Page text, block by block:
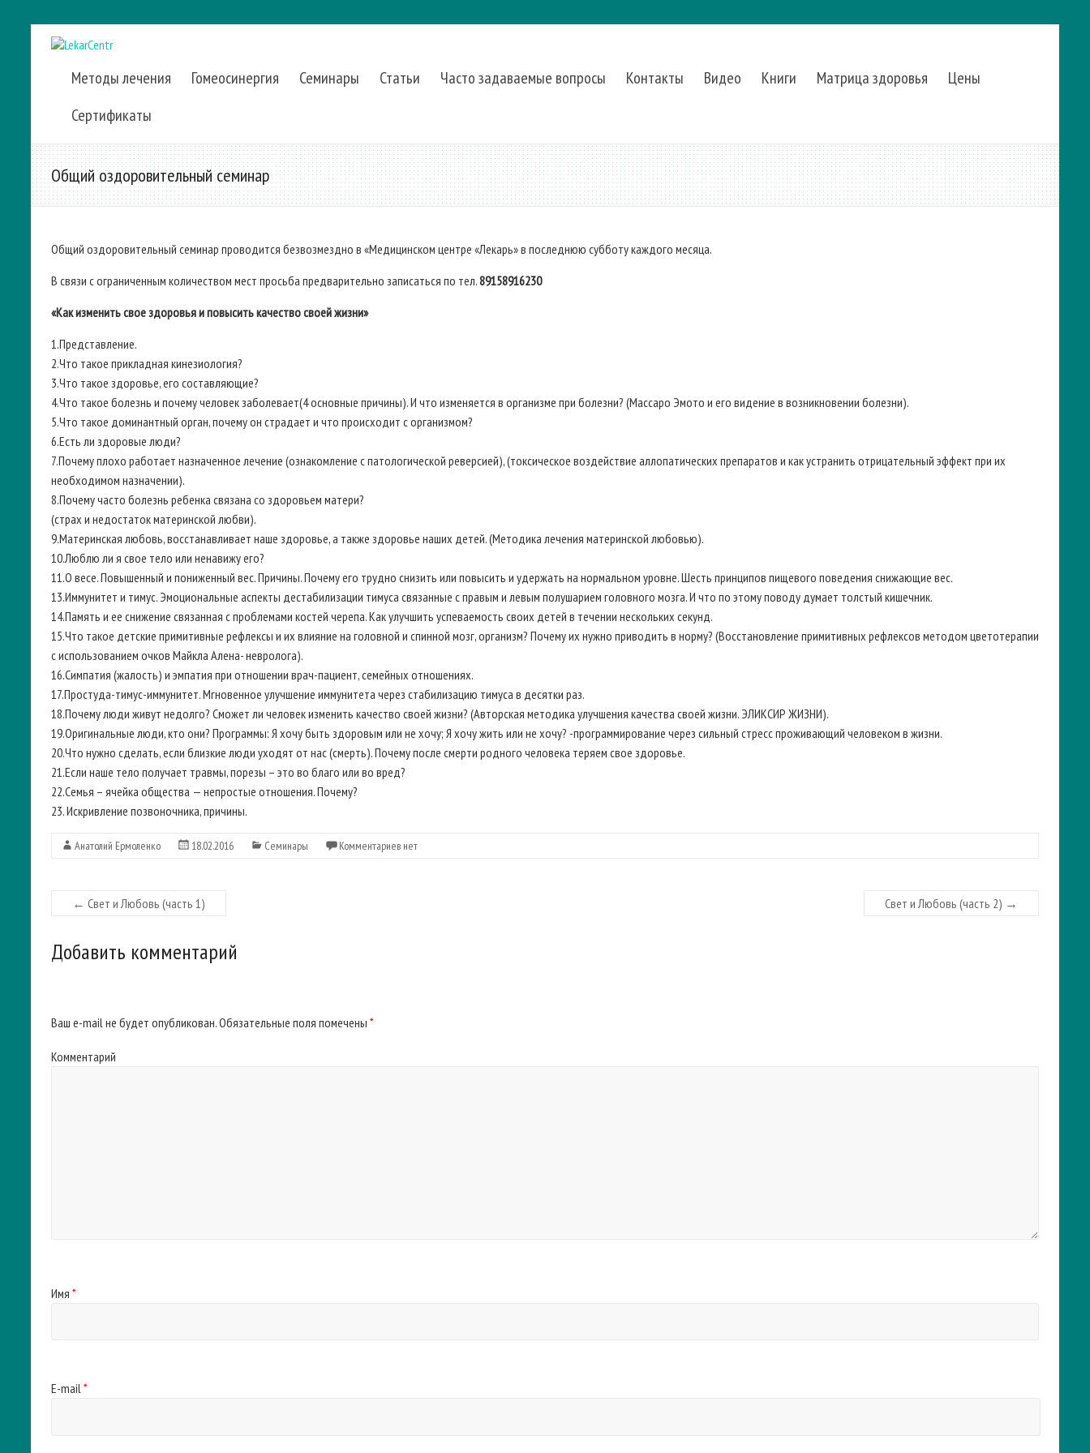
Методы лечения Гомеосинергия Семинары Статьи Часто задаваемые вопросы Контакты Видео Книги Матрица здоровья
Цены
Сертификаты
Общий оздоровительный семинар
Общий оздоровительный семинар проводится безвозмездно в «Медицинском центре «Лекарь» в последнюю субботу каждого месяца.
В связи с ограниченным количеством мест просьба предварительно записаться по тел.89158916230
«Как изменить свое здоровья и повысить качество своей жизни»
1.Представление.
2.Что такое прикладная кинезиология?
3.Что такое здоровье, его составляющие?
4.Что такое болезнь и почему человек заболевает(4 основные причины). И что изменяется в организме при болезни? (Массаро Эмото и его видение в возникновении болезни).
5.Что такое доминантный орган, почему он страдает и что происходит с организмом?
6.Есть ли здоровые люди?
7.Почему плохо работает назначенное лечение (ознакомление с патологической реверсией), (токсическое воздействие аллопатических препаратов и как устранить отрицательный эффект при их
необходимом назначении).
8.Почему часто болезнь ребенка связана со здоровьем матери?
(страх и недостаток материнской любви).
9.Материнская любовь, восстанавливает наше здоровье, а также здоровье наших детей. (Методика лечения материнской любовью).
10.Люблю ли я свое тело или ненавижу его?
11.О весе. Повышенный и пониженный вес. Причины. Почему его трудно снизить или повысить и удержать на нормальном уровне. Шесть принципов пищевого поведения снижающие вес.
13.Иммунитет и тимус. Эмоциональные аспекты дестабилизации тимуса связанные с правым и левым полушарием головного мозга. И что по этому поводу думает толстый кишечник.
14.Память и ее снижение связанная с проблемами костей черепа. Как улучшить успеваемость своих детей в течении нескольких секунд.
15.Что такое детские примитивные рефлексы и их влияние на головной и спинной мозг, организм? Почему их нужно приводить в норму? (Восстановление примитивных рефлексов методом цветотерапии
с использованием очков Майкла Алена- невролога).
16.Симпатия (жалость) и эмпатия при отношении врач-пациент, семейных отношениях.
17.Простуда-тимус-иммунитет. Мгновенное улучшение иммунитета через стабилизацию тимуса в десятки раз.
18.Почему люди живут недолго? Сможет ли человек изменить качество своей жизни? (Авторская методика улучшения качества своей жизни. ЭЛИКСИР ЖИЗНИ).
19.Оригинальные люди, кто они? Программы: Я хочу быть здоровым или не хочу; Я хочу жить или не хочу? -программирование через сильный стресс проживающий человеком в жизни.
20.Что нужно сделать, если близкие люди уходят от нас (смерть). Почему после смерти родного человека теряем свое здоровье.
21.Если наше тело получает травмы, порезы – это во благо или во вред?
22.Семья – ячейка общества — непростые отношения. Почему?
23. Искривление позвоночника, причины.
Анатолий Ермоленко 18.02.2016 Семинары Комментариев нет
← Свет и Любовь (часть 1) Свет и Любовь (часть 2) →
Добавить комментарий
Ваш e-mail не будет опубликован.Обязательные поля помечены *
Комментарий
Имя *
E-mail*